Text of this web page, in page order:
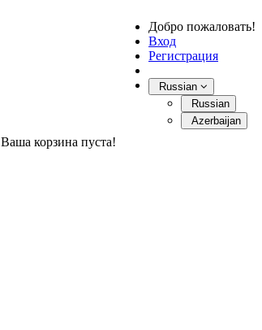
Добро пожаловать!
Вход
Регистрация
Russian
Russian
Azerbaijan
Ваша корзина пуста!